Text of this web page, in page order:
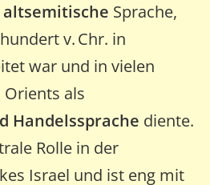
altsemitische Sprache,
v. Chr. in
war und in vielen
Orients als
Handelssprache diente.
Rolle in der
Israel und ist eng mit